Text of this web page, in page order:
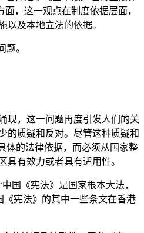
，这一观点在制度依据层面，
及本地立法的依据。
。
现，这一问题再度引发人们的关
的质疑和反对。尽管这种质疑和
体的法律依据，而必须从国家整
有效力或者具有适用性。
国《宪法》是国家根本大法，
《宪法》的其中一些条文在香港